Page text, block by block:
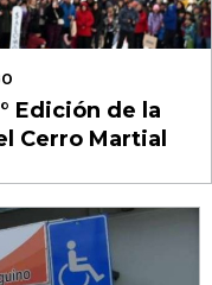
Edición de la
Cerro Martial